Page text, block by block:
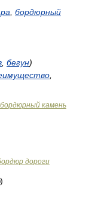
бордюрный
бегун)
бордюрный камень
дороги